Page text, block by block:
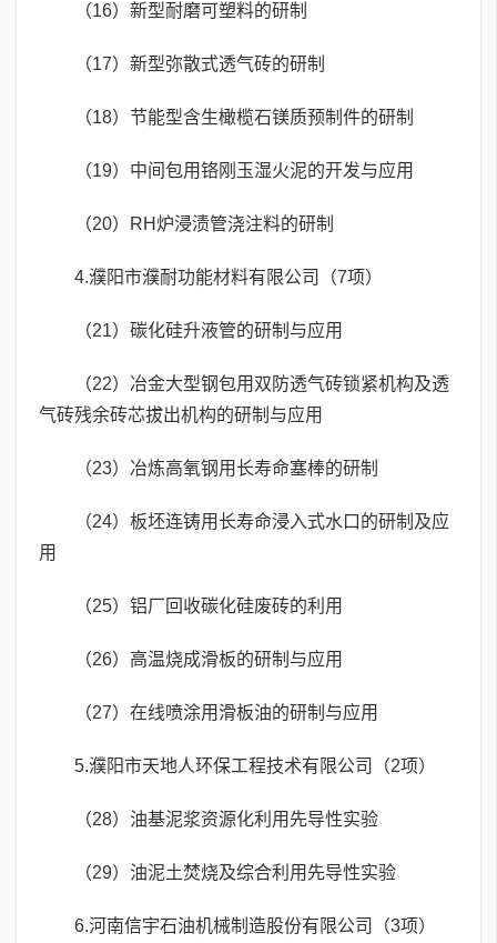
（16）新型耐磨可塑料的研制
（17）新型弥散式透气砖的研制
（18）节能型含生橄榄石镁质预制件的研制
（19）中间包用铬刚玉湿火泥的开发与应用
（20）RH炉浸渍管浇注料的研制
4.濮阳市濮耐功能材料有限公司（7项）
（21）碳化硅升液管的研制与应用
（22）冶金大型钢包用双防透气砖锁紧机构及透
气砖残余砖芯拔出机构的研制与应用
（23）冶炼高氧钢用长寿命塞棒的研制
（24）板坯连铸用长寿命浸入式水口的研制及应
用
（25）铝厂回收碳化硅废砖的利用
（26）高温烧成滑板的研制与应用
（27）在线喷涂用滑板油的研制与应用
5.濮阳市天地人环保工程技术有限公司（2项）
（28）油基泥浆资源化利用先导性实验
（29）油泥土焚烧及综合利用先导性实验
6.河南信宇石油机械制造股份有限公司（3项）